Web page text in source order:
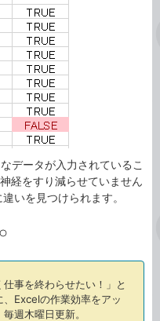
データが入力されているこ
経をすり減らせていません
いを見つけられます。
事を終わらせたい！」と
Excelの作業効率をアッ
週木曜日更新。